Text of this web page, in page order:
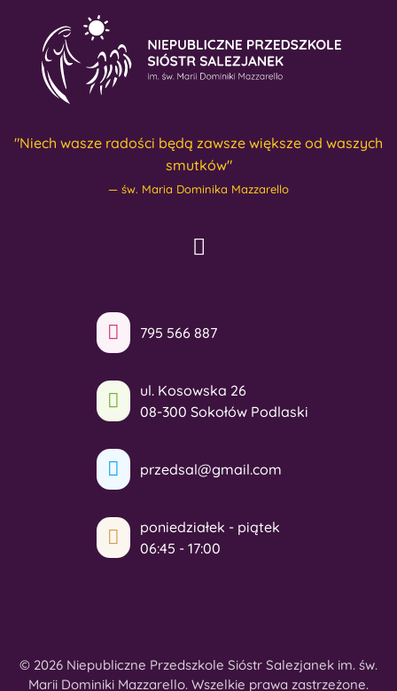
"Niech wasze radości będą zawsze większe od waszych
smutków"
św. Maria Dominika Mazzarello
795 566 887
ul. Kosowska 26
08-300 Sokołów Podlaski
przedsal@gmail.com
poniedziałek - piątek
06:45 - 17:00
© 2026 Niepubliczne Przedszkole Sióstr Salezjanek im. św.
Marii Dominiki Mazzarello. Wszelkie prawa zastrzeżone.